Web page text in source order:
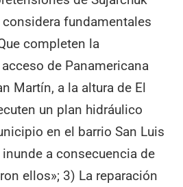
fundamentales
completen la
de Panamericana
Martín, a la altura de El
un plan hidráulico
en el barrio San Luis
inunde a consecuencia de
ellos»; 3) La reparación